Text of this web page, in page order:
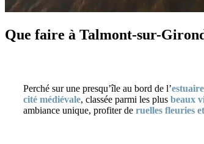
Que faire à Talmont-sur-
Perché sur une presqu’île au bord de l’
cité médiévale, classée parmi les plus beaux
ambiance unique, profiter de ruelles fleuries